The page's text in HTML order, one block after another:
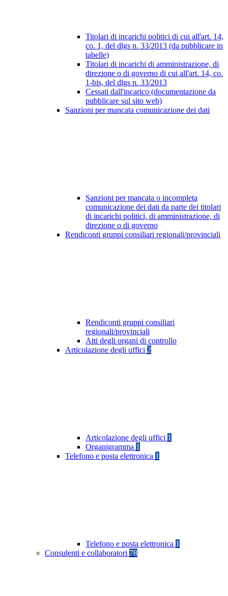
Titolari di incarichi politici di cui all'art. 14,
co. 1, del dlgs n. 33/2013 (da pubblicare in
tabelle)
Titolari di incarichi di amministrazione, di
direzione o di governo di cui all'art. 14, co.
1-bis, del dlgs n. 33/2013
Cessati dall'incarico (documentazione da
pubblicare sul sito web)
Sanzioni per mancata comunicazione dei dati
Sanzioni per mancata o incompleta
comunicazione dei dati da parte dei titolari
di incarichi politici, di amministrazione, di
direzione o di governo
Rendiconti gruppi consiliari regionali/provinciali
Rendiconti gruppi consiliari
regionali/provinciali
Atti degli organi di controllo
Articolazione degli uffici 2
Articolazione degli uffici 1
Organigramma 1
Telefono e posta elettronica 1
Telefono e posta elettronica 1
Consulenti e collaboratori 78